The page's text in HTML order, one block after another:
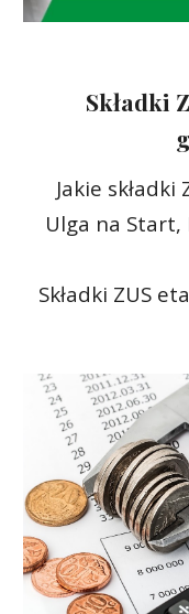
Składki
Jakie składki
Ulga na Start,
Składki ZUS